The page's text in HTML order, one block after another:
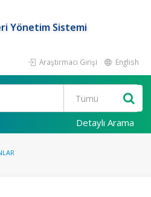
Yönetim Sistemi
Araştırmacı Girişi English
Detaylı Arama